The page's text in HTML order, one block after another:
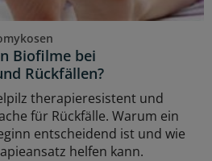
Biofilme bei
Rückfällen?
therapieresistent und
für Rückfälle. Warum ein
entscheidend ist und wie
helfen kann.